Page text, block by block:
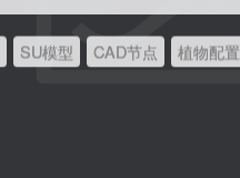
SU模型 CAD节点 植物配置